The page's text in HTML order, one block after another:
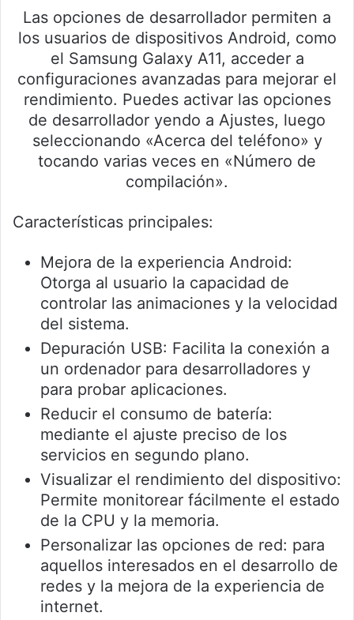
Las opciones de desarrollador permiten a
los usuarios de dispositivos Android, como
el Samsung Galaxy A11, acceder a
configuraciones avanzadas para mejorar el
rendimiento. Puedes activar las opciones
de desarrollador yendo a Ajustes, luego
seleccionando «Acerca del teléfono» y
tocando varias veces en «Número de
compilación».
Características principales:
Mejora de la experiencia Android:
Otorga al usuario la capacidad de
controlar las animaciones y la velocidad
del sistema.
Depuración USB: Facilita la conexión a
un ordenador para desarrolladores y
para probar aplicaciones.
Reducir el consumo de batería:
mediante el ajuste preciso de los
servicios en segundo plano.
Visualizar el rendimiento del dispositivo:
Permite monitorear fácilmente el estado
de la CPU y la memoria.
Personalizar las opciones de red: para
aquellos interesados en el desarrollo de
redes y la mejora de la experiencia de
internet.